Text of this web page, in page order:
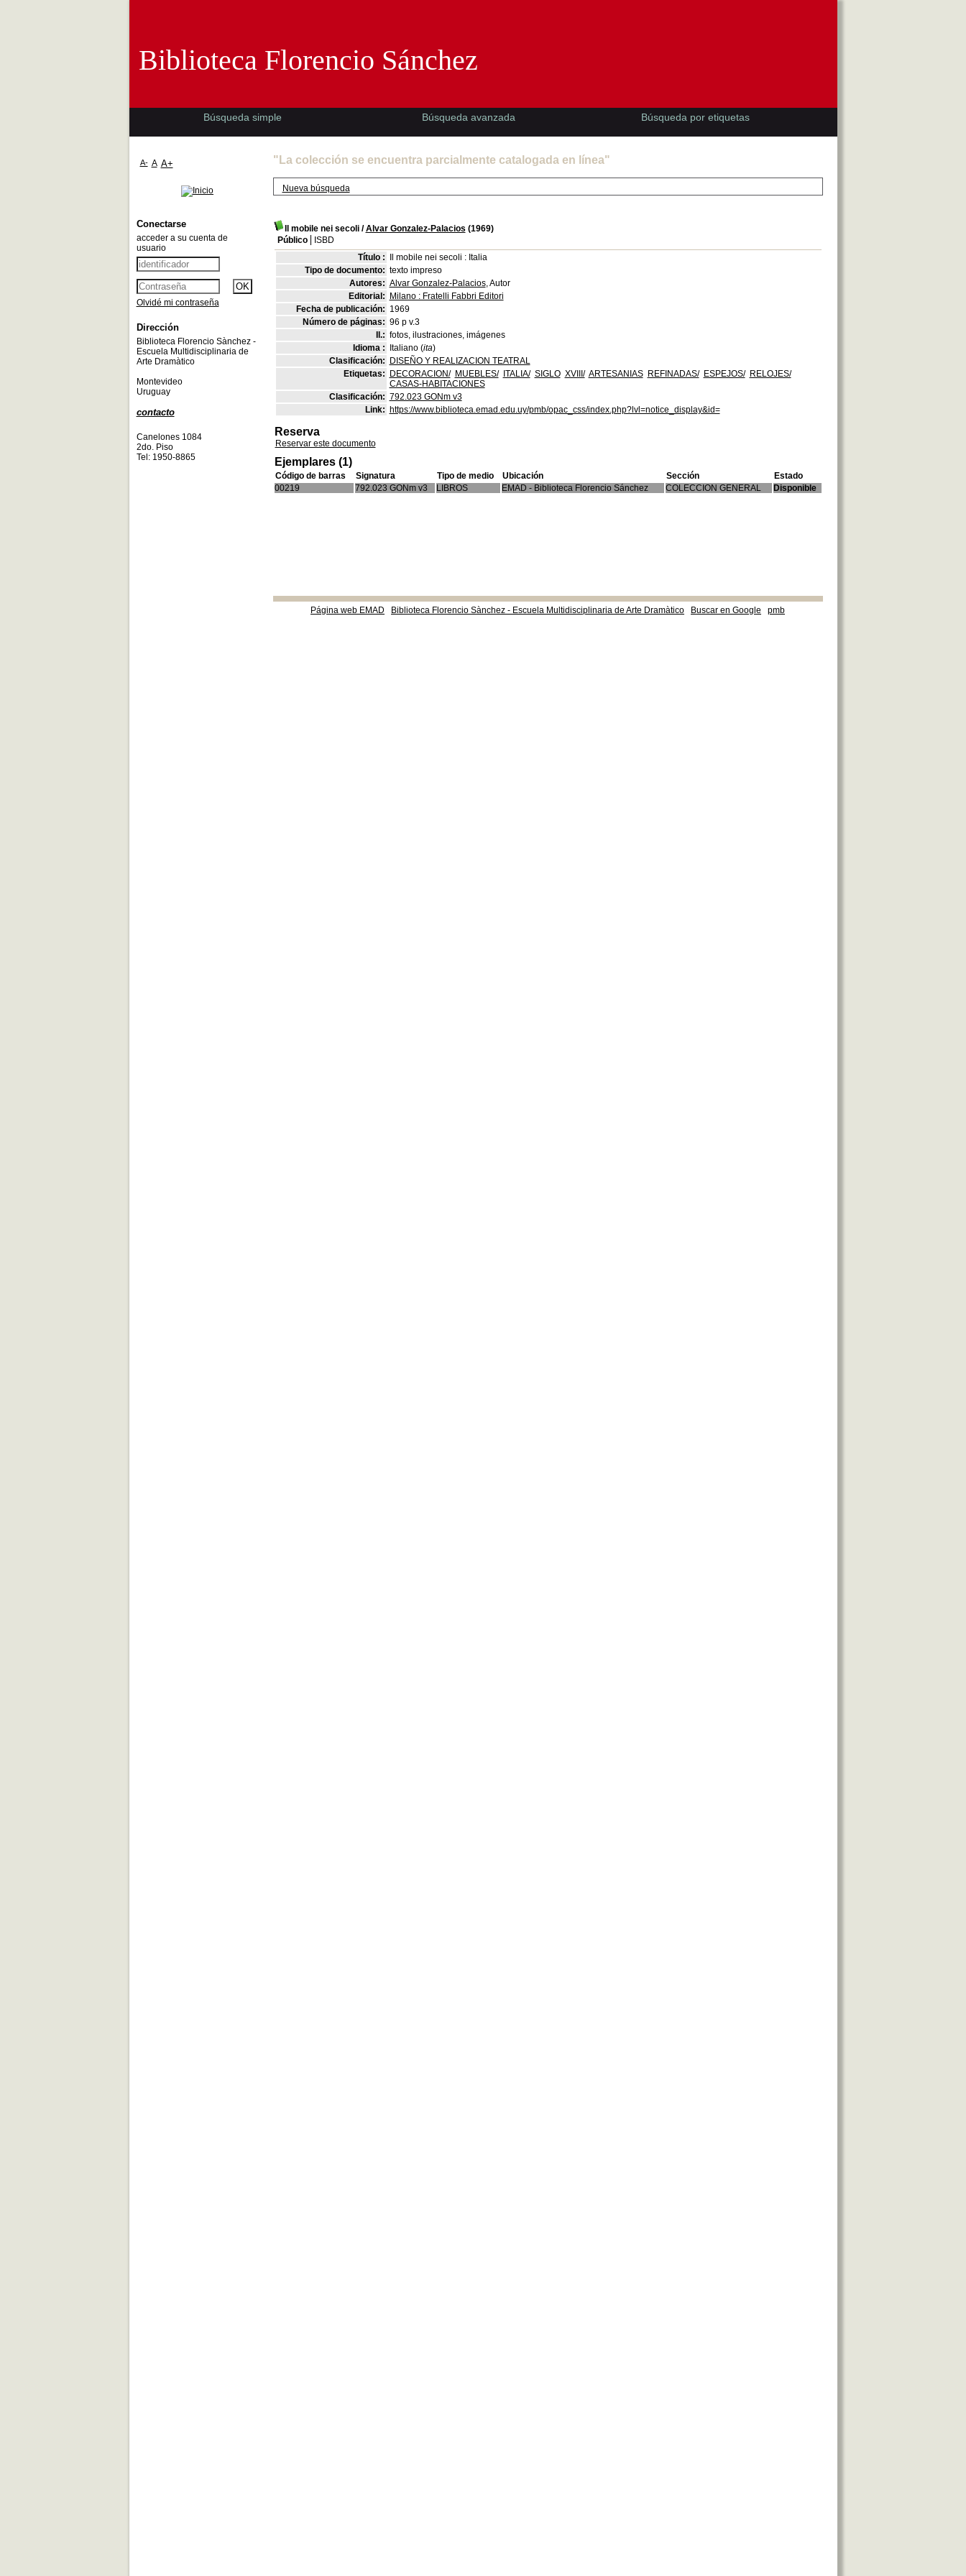
"La colección se encuentra parcialmente catalogada en línea"
Nueva búsqueda
Il mobile nei secoli/Alvar Gonzalez-Palacios (1969)
Público
ISBD
Título :
Il mobile nei secoli : Italia
Tipo de documento: texto impreso
Autores: Alvar Gonzalez-Palacios, Autor
Editorial:
Milano : Fratelli Fabbri Editori
Fecha de publicación: 1969
Número de páginas: 96 p v.3
Il.: fotos, ilustraciones, imágenes
Idioma :
Italiano (ita)
Clasificación:
DISEÑO Y REALIZACION TEATRAL
Etiquetas:
DECORACION/ MUEBLES/ ITALIA/ SIGLO XVIII/ ARTESANIAS REFINADAS/ ESPEJOS/
RELOJES/
CASAS-HABITACIONES
Clasificación: 792.023 GONm v3
Link: https://www.biblioteca.emad.edu.uy/pmb/opac_css/index.php?lvl=notice_display&id=
Reserva
Reservar este documento
Ejemplares (1)
Código de barras Signatura Tipo de medio Ubicación Sección
Estado
00219
792.023 GONm v3 LIBROS EMAD - Biblioteca Florencio Sánchez COLECCION GENERAL Disponible
Página web EMAD Biblioteca Florencio Sànchez - Escuela Multidisciplinaria de Arte Dramàtico Buscar en Google pmb
Biblioteca Florencio Sánchez
Búsqueda simple Búsqueda avanzada Búsqueda por etiquetas
A- A A+
Conectarse
acceder a su cuenta de
usuario
Olvidé mi contraseña
Dirección
Biblioteca Florencio Sànchez -
Escuela Multidisciplinaria de
Arte Dramàtico
Montevideo
Uruguay
contacto
Canelones 1084
2do. Piso
Tel: 1950-8865